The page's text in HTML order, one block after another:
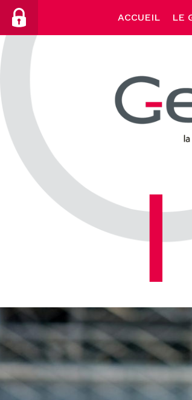
Skip
content
ACCUEIL LE